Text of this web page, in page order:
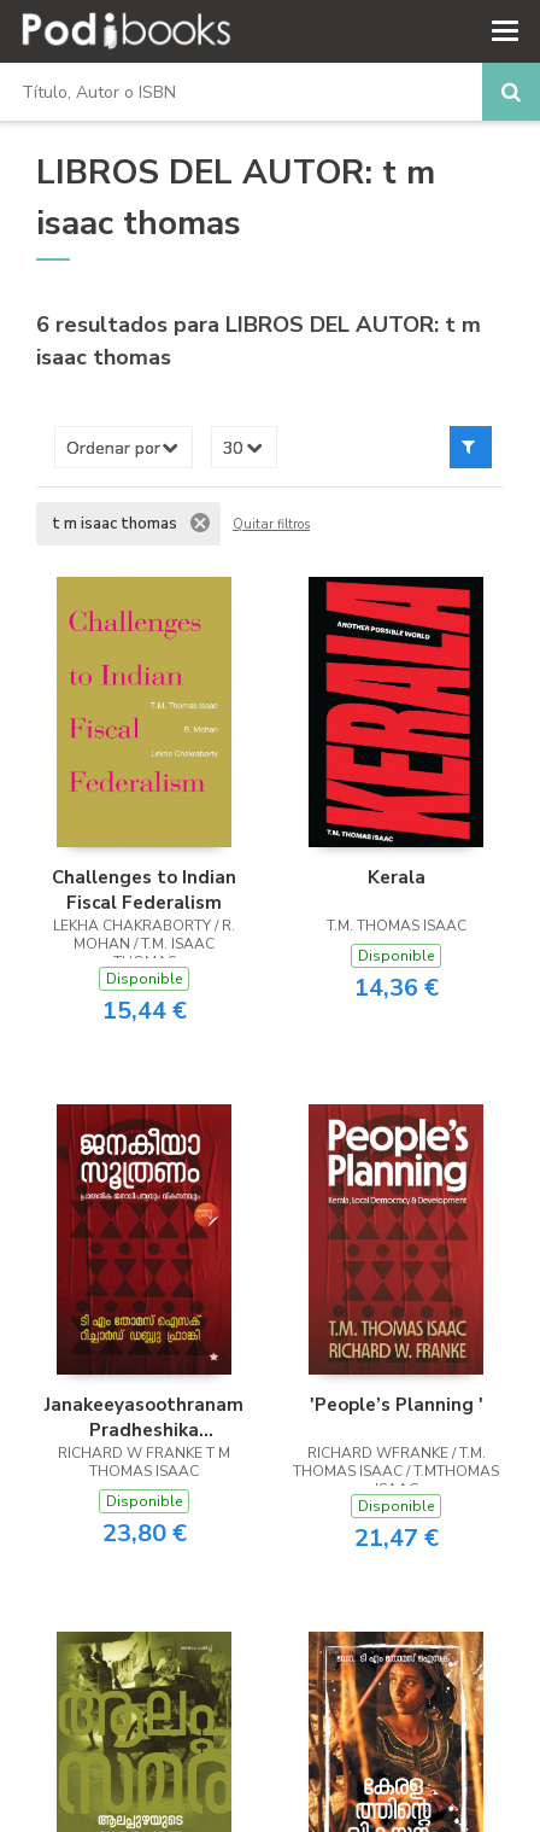
LIBROS DEL AUTOR: t m
isaac thomas
6 resultados para LIBROS DEL AUTOR: t m
isaac thomas
t m isaac thomas Quitar filtros
Challenges to Indian
Fiscal Federalism
LEKHA CHAKRABORTY / R.
MOHAN / T.M. ISAAC
THOMAS
Disponible
15,44 €
Kerala
T.M. THOMAS ISAAC
Disponible
14,36 €
Janakeeyasoothranam
Pradheshika
janadhipathyavum
vikasanavum
RICHARD W FRANKE T M
THOMAS ISAAC
Disponible
23,80 €
'People’s Planning '
RICHARD WFRANKE / T.M.
THOMAS ISAAC / T.MTHOMAS
ISAAC
Disponible
21,47 €